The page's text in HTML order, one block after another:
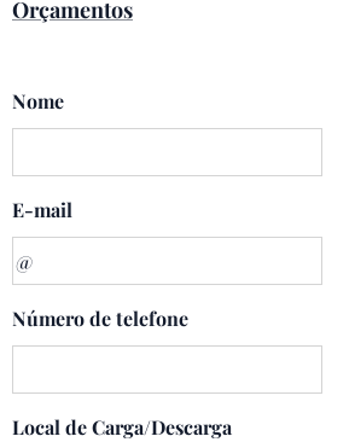
Orçamentos
Nome
E-mail
Número de telefone
Local de Carga/Descarga